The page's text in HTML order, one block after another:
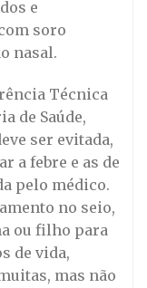
e
soro
nasal.
Técnica
de Saúde,
ser evitada,
a febre e as de
pelo médico.
no seio,
ou filho para
de vida,
mas não